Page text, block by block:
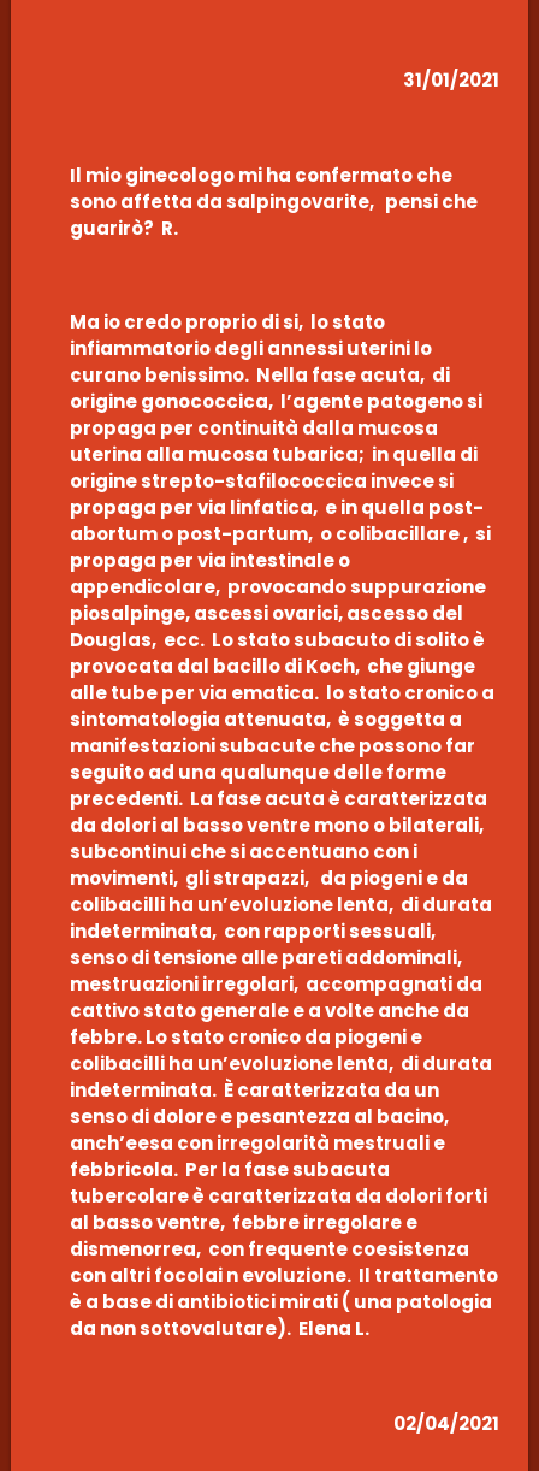
31/01/2021
Il mio ginecologo mi ha confermato che
sono affetta da salpingovarite, pensi che
guarirò? R.
Ma io credo proprio di si, lo stato
infiammatorio degli annessi uterini lo
curano benissimo. Nella fase acuta, di
origine gonococcica, l’agente patogeno si
propaga per continuità dalla mucosa
uterina alla mucosa tubarica; in quella di
origine strepto-stafilococcica invece si
propaga per via linfatica, e in quella post-
abortum o post-partum, o colibacillare , si
propaga per via intestinale o
appendicolare, provocando suppurazione
piosalpinge, ascessi ovarici, ascesso del
Douglas, ecc. Lo stato subacuto di solito è
provocata dal bacillo di Koch, che giunge
alle tube per via ematica. lo stato cronico a
sintomatologia attenuata, è soggetta a
manifestazioni subacute che possono far
seguito ad una qualunque delle forme
precedenti. La fase acuta è caratterizzata
da dolori al basso ventre mono o bilaterali,
subcontinui che si accentuano con i
movimenti, gli strapazzi, da piogeni e da
colibacilli ha un’evoluzione lenta, di durata
indeterminata, con rapporti sessuali,
senso di tensione alle pareti addominali,
mestruazioni irregolari, accompagnati da
cattivo stato generale e a volte anche da
febbre. Lo stato cronico da piogeni e
colibacilli ha un’evoluzione lenta, di durata
indeterminata. È caratterizzata da un
senso di dolore e pesantezza al bacino,
anch’eesa con irregolarità mestruali e
febbricola. Per la fase subacuta
tubercolare è caratterizzata da dolori forti
al basso ventre, febbre irregolare e
dismenorrea, con frequente coesistenza
con altri focolai n evoluzione. Il trattamento
è a base di antibiotici mirati ( una patologia
da non sottovalutare). Elena L.
02/04/2021